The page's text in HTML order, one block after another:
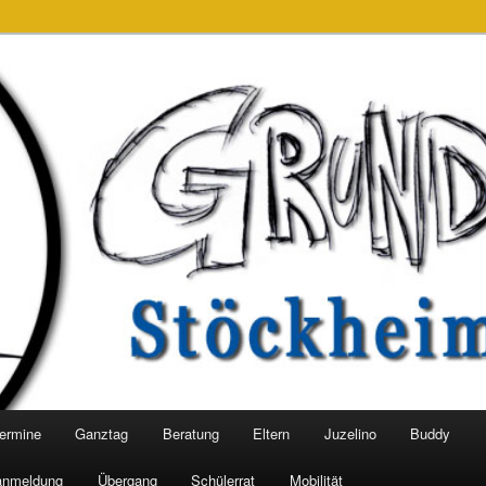
Leiferde
Ganztag Beratung Eltern Juzelino Buddy
Übergang Schülerrat Mobilität